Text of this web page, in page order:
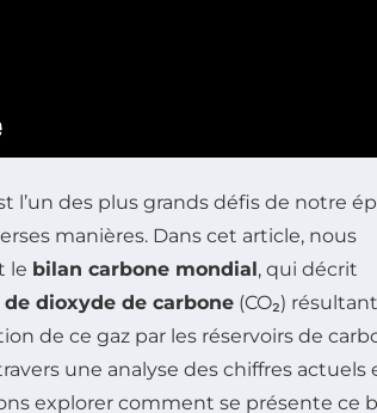
l’un des plus grands défis de notre
manières. Dans cet article, nous
le bilan carbone mondial , qui décrit
dioxyde de carbone (CO₂)
de ce gaz par les réservoirs de
une analyse des chiffres actuels
explorer comment se présente ce